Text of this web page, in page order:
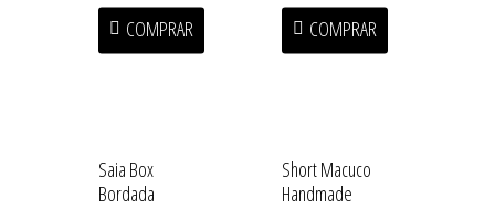
COMPRAR
COMPRAR
Saia Box
Bordada
Short Macuco
Handmade